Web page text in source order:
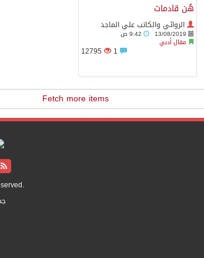
هُن قادمات
الروائي والكاتب علي الماجد
13/08/2019
مقال أدبي
1
12795
Fetch more items